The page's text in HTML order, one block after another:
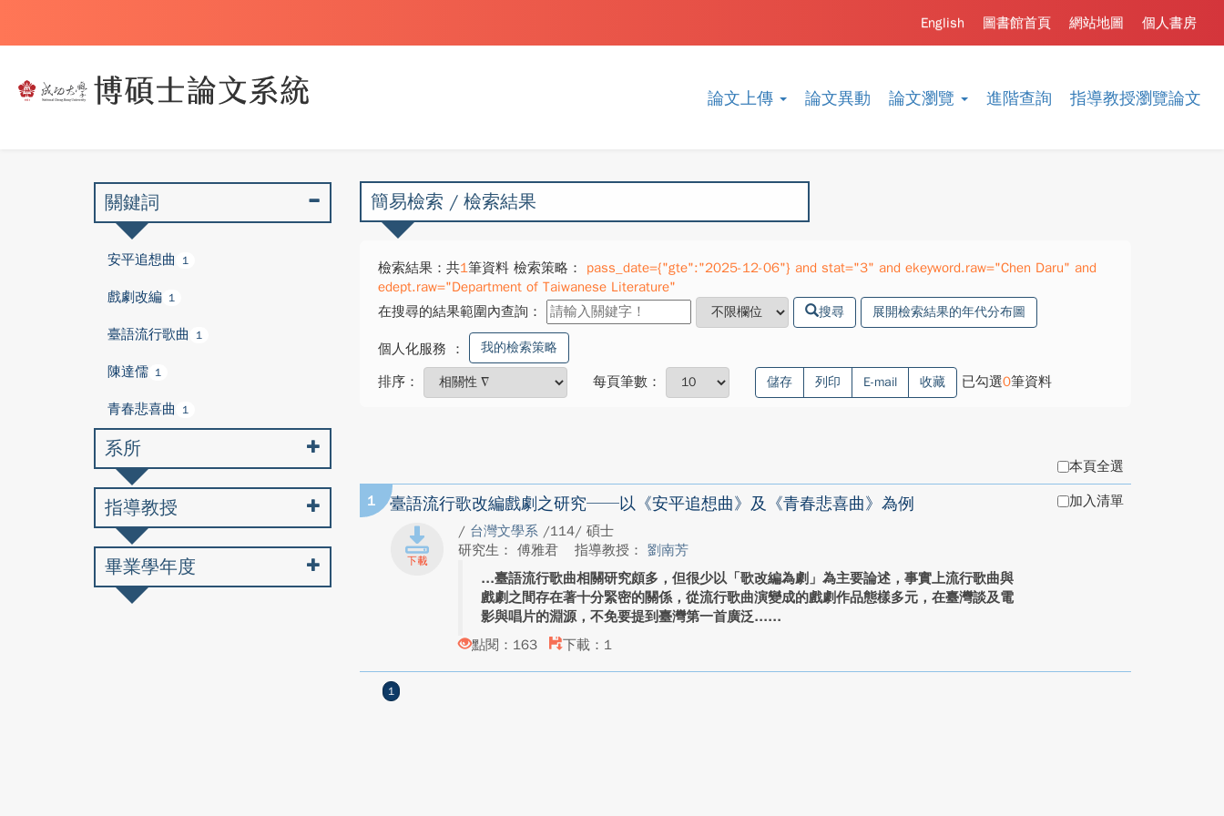
論文上傳 論文異動 論文瀏覽 進階查詢 指導教授瀏覽論文
個人書房
網站地圖
圖書館首頁
English
簡易檢索 / 檢索結果
檢索結果：共1筆資料 檢索策略：
pass_date={"gte":"2025-12-06"} and stat="3" and ekeyword.raw="Chen Daru" and
edept.raw="Department of Taiwanese Literature"
在搜尋的結果範圍內查詢：
搜尋 展開檢索結果的年代分布圖
個人化服務 ： 我的檢索策略
排序： 每頁筆數： 儲存 列印 E-mail 收藏 已勾選0筆資料
本頁全選
1 臺語流行歌改編戲劇之研究──以《安平追想曲》及《青春悲喜曲》為例
/ 台灣文學系 /114/ 碩士
研究生： 傅雅君
指導教授： 劉南芳
臺語流行歌曲相關研究頗多，但很少以「歌改編為劇」為主要論述，事實上流行歌曲與
戲劇之間存在著十分緊密的關係，從流行歌曲演變成的戲劇作品態樣多元，在臺灣談及電
影與唱片的淵源，不免要提到臺灣第一首廣泛...
點閱：163
下載：1
加入清單
1
關鍵詞
安平追想曲 1
戲劇改編 1
臺語流行歌曲 1
陳達儒 1
青春悲喜曲 1
系所
指導教授
畢業學年度